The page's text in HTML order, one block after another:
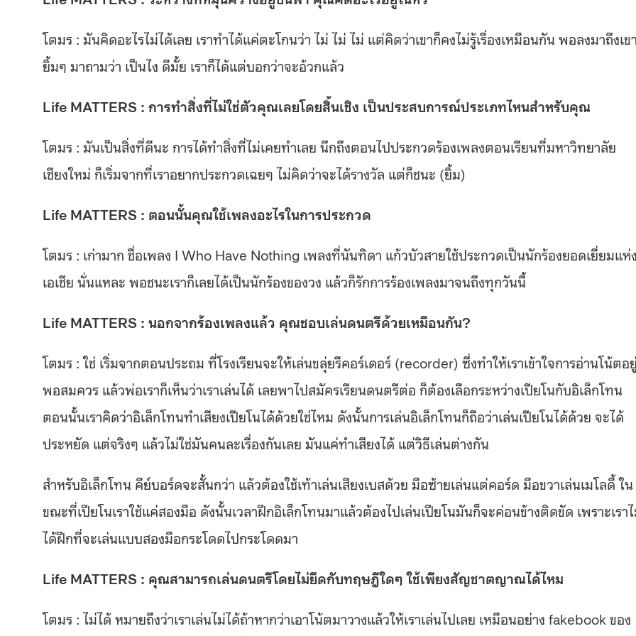
โตมร : มันคิดอะไรไม่ได้เลย เราทำได้แค่ตะโกนว่า ไม่ ไม่ ไม่ แต่คิดว่าเขาก็คงไม่รู้เรื่องเหมือนกัน พอลงมาถึงเข
ยิ้มๆ มาถามว่า เป็นไง ดีมั้ย เราก็ได้แต่บอกว่าจะอ้วกแล้ว
Life MATTERS : การทำสิ่งที่ไม่ใช่ตัวคุณเลยโดยสิ้นเชิง เป็นประสบการณ์ประเภทไหนสำหรับคุณ
โตมร : มันเป็นสิ่งที่ดีนะ การได้ทำสิ่งที่ไม่เคยทำเลย นึกถึงตอนไปประกวดร้องเพลงตอนเรียนที่มหาวิทยาลัย
เชียงใหม่ ก็เริ่มจากที่เราอยากประกวดเฉยๆ ไม่คิดว่าจะได้รางวัล แต่ก็ชนะ (ยิ้ม)
Life MATTERS : ตอนนั้นคุณใช้เพลงอะไรในการประกวด
โตมร : เก่ามาก ชื่อเพลง I Who Have Nothing เพลงที่นันทิดา แก้วบัวสายใช้ประกวดเป็นนักร้องยอดเยี่ยมแห่
เอเชีย นั่นแหละ พอชนะเราก็เลยได้เป็นนักร้องของวง แล้วก็รักการร้องเพลงมาจนถึงทุกวันนี้
Life MATTERS : นอกจากร้องเพลงแล้ว คุณชอบเล่นดนตรีด้วยเหมือนกัน?
โตมร : ใช่ เริ่มจากตอนประถม ที่โรงเรียนจะให้เล่นขลุ่ยรีคอร์เดอร์ (recorder) ซึ่งทำให้เราเข้าใจการอ่านโน้ตอ
พอสมควร แล้วพ่อเราก็เห็นว่าเราเล่นได้ เลยพาไปสมัครเรียนดนตรีต่อ ก็ต้องเลือกระหว่างเปียโนกับอิเล็กโทน
ตอนนั้นเราคิดว่าอิเล็กโทนทำเสียงเปียโนได้ด้วยใช่ไหม ดังนั้นการเล่นอิเล็กโทนก็ถือว่าเล่นเปียโนได้ด้วย จะได้
ประหยัด แต่จริงๆ แล้วไม่ใช่มันคนละเรื่องกันเลย มันแค่ทำเสียงได้ แต่วิธีเล่นต่างกัน
สำหรับอิเล็กโทน คีย์บอร์ดจะสั้นกว่า แล้วต้องใช้เท้าเล่นเสียงเบสด้วย มือซ้ายเล่นแต่คอร์ด มือขวาเล่นเมโลดี้ ใน
ขณะที่เปียโนเราใช้แค่สองมือ ดังนั้นเวลาฝึกอิเล็กโทนมาแล้วต้องไปเล่นเปียโนมันก็จะค่อนข้างติดขัด เพราะเรา
ได้ฝึกที่จะเล่นแบบสองมือกระโดดไปกระโดดมา
Life MATTERS : คุณสามารถเล่นดนตรีโดยไม่ยึดกับทฤษฎีใดๆ ใช้เพียงสัญชาตญาณได้ไหม
โตมร : ไม่ได้ หมายถึงว่าเราเล่นไม่ได้ถ้าหากว่าเอาโน้ตมาวางแล้วให้เราเล่นไปเลย เหมือนอย่าง fakebook ของ